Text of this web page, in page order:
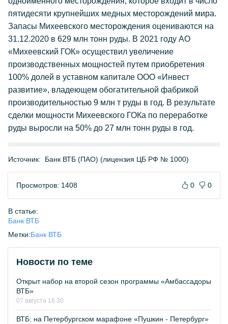
пятидесяти крупнейших медных месторождений мира.
Запасы Михеевского месторождения оцениваются на
31.12.2020 в 629 млн тонн руды. В 2021 году АО
«Михеевский ГОК» осуществил увеличение
производственных мощностей путем приобретения
100% долей в уставном капитале ООО «Инвест
развитие», владеющем обогатительной фабрикой
производительностью 9 млн т руды в год. В результате
сделки мощности Михеевского ГОКа по переработке
руды выросли на 50% до 27 млн тонн руды в год.
Источник: Банк ВТБ (ПАО) (лицензия ЦБ РФ № 1000)
Просмотров: 1408 0 0
В статье:
Банк ВТБ
Метки:Банк ВТБ
Новости по теме
Открыт набор на второй сезон программы «Амбассадоры
ВТБ»
07 августа 16:30
ВТБ: на Петербургском марафоне «Пушкин - Петербург»